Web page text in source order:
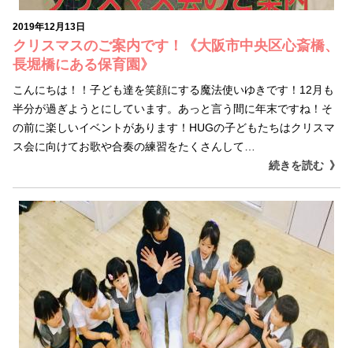
2019年12月13日
クリスマスのご案内です！《大阪市中央区心斎橋、
長堀橋にある保育園》
こんにちは！！子ども達を笑顔にする魔法使いゆきです！12月も
半分が過ぎようとにしています。あっと言う間に年末ですね！そ
の前に楽しいイベントがあります！HUGの子どもたちはクリスマ
ス会に向けてお歌や合奏の練習をたくさんして…
続きを読む